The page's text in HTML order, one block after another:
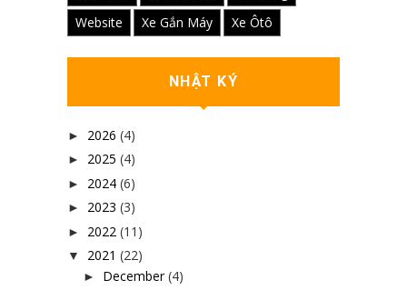
Website
Xe Gắn Máy Xe Ôtô
NHẬT KÝ
► 2026 (4)
► 2025 (4)
► 2024 (6)
► 2023 (3)
► 2022 (11)
▼ 2021 (22)
► December (4)